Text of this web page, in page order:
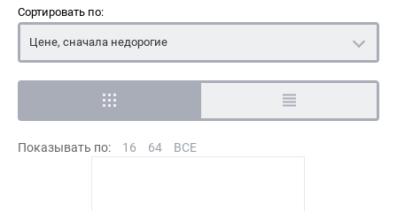
Сортировать по:
Цене, сначала недорогие
Показывать по: 16 64 ВСЕ